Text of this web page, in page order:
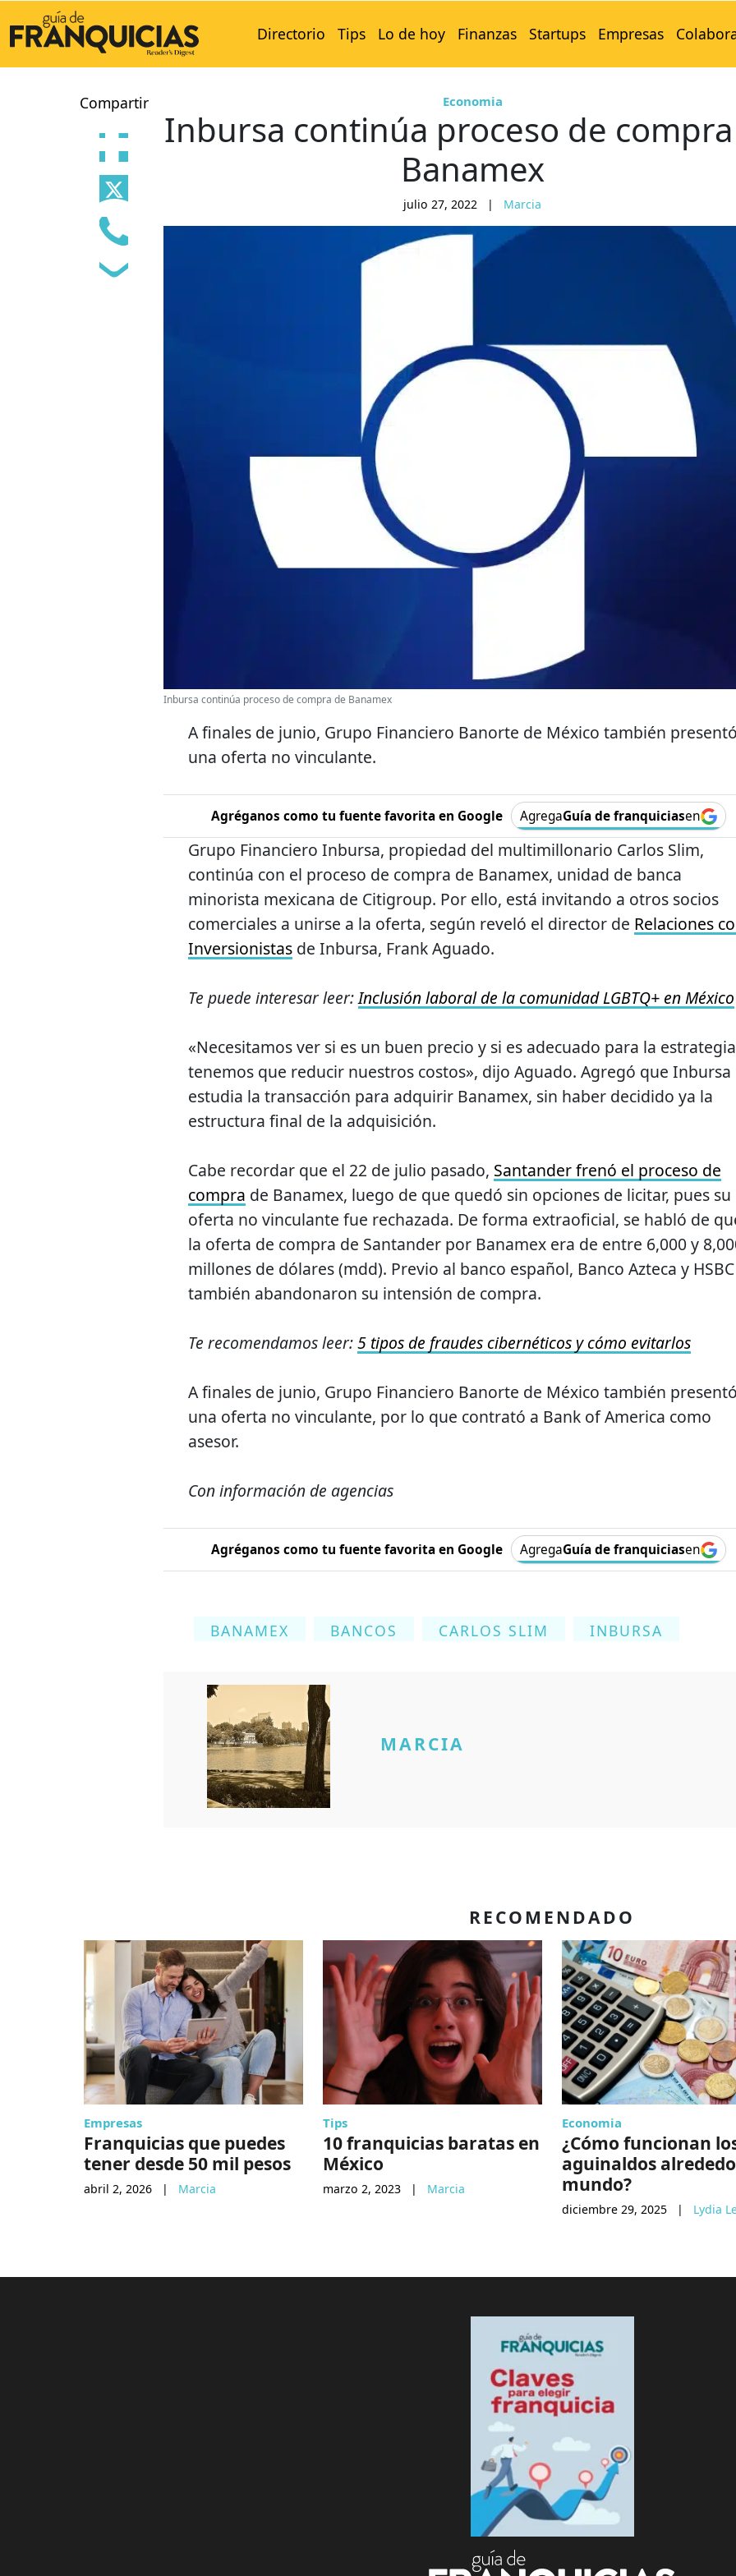
Directorio Tips Lo de hoy Finanzas Startups Empresas
Compartir Economia
Inbursa continúa proceso de
Banamex
julio 27, 2022 | Marcia
Inbursa continúa proceso de compra de Banamex
A finales de junio, Grupo Financiero Banorte de México también
una oferta no vinculante.
Agréganos como tu fuente favorita en Google AgregaGuía de franquiciasen
Grupo Financiero Inbursa, propiedad del multimillonario Carlos Slim,
continúa con el proceso de compra de Banamex, unidad de banca
minorista mexicana de Citigroup. Por ello, está invitando a otros socios
comerciales a unirse a la oferta, según reveló el director de Relaciones
Inversionistas de Inbursa, Frank Aguado.
Te puede interesar leer:Inclusión laboral de la comunidad LGBTQ+ en México
«Necesitamos ver si es un buen precio y si es adecuado para la
tenemos que reducir nuestros costos», dijo Aguado. Agregó que Inbursa
estudia la transacción para adquirir Banamex, sin haber decidido ya la
estructura final de la adquisición.
Cabe recordar que el 22 de julio pasado, Santander frenó el proceso de
compra de Banamex, luego de que quedó sin opciones de licitar, pues su
oferta no vinculante fue rechazada. De forma extraoficial, se habló de
la oferta de compra de Santander por Banamex era de entre 6,000 y
millones de dólares (mdd). Previo al banco español, Banco Azteca y HSBC
también abandonaron su intensión de compra.
Te recomendamos leer:5 tipos de fraudes cibernéticos y cómo evitarlos
A finales de junio, Grupo Financiero Banorte de México también
una oferta no vinculante, por lo que contrató a Bank of America como
asesor.
Con información de agencias
Agréganos como tu fuente favorita en Google AgregaGuía de franquiciasen
BANAMEX BANCOS CARLOS SLIM INBURSA
MARCIA
RECOMENDADO
Empresas
Franquicias que puedes
tener desde 50 mil pesos
abril 2, 2026 | Marcia
Tips
10 franquicias baratas en
México
marzo 2, 2023 | Marcia
Economia
¿Cómo funcionan
aguinaldos
mundo?
diciembre 29, 2025 | Lydia